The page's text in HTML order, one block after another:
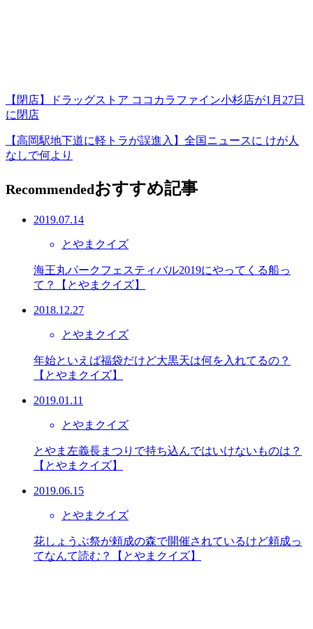
【閉店】ドラッグストア ココカラファイン小杉店が1月27日
に閉店
【高岡駅地下道に軽トラが誤進入】全国ニュースに けが人
なしで何より
Recommendedおすすめ記事
2019.07.14
とやまクイズ
海王丸パークフェスティバル2019にやってくる船っ
て？【とやまクイズ】
2018.12.27
とやまクイズ
年始といえば福袋だけど大黒天は何を入れてるの？
【とやまクイズ】
2019.01.11
とやまクイズ
とやま左義長まつりで持ち込んではいけないものは？
【とやまクイズ】
2019.06.15
とやまクイズ
花しょうぶ祭が頼成の森で開催されているけど頼成っ
てなんて読む？【とやまクイズ】